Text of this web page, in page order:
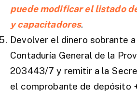
puede modificar el listado
y capacitadores.
Devolver el dinero sobrante
Contaduría General de la
203443/7 y remitir a la
el comprobante de depósito